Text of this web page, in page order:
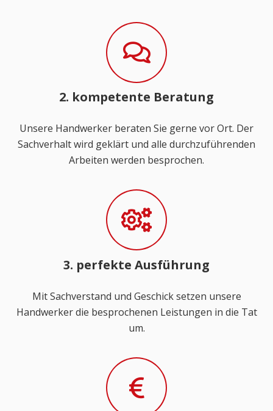
2. kompetente Beratung
Unsere Handwerker beraten Sie gerne vor Ort. Der
Sachverhalt wird geklärt und alle durchzuführenden
Arbeiten werden besprochen.
3. perfekte Ausführung
Mit Sachverstand und Geschick setzen unsere
Handwerker die besprochenen Leistungen in die Tat
um.